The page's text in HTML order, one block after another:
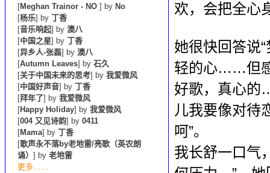
[Meghan Trainor - NO ] by No
[杨乐] by 丁香
[音乐响起] by 澳八
[中国之星] by 丁香
[异乡人-张磊] by 澳八
[Autumn Leaves] by 石久
[关于中国未来的思考] by 我爱微风
[中国好声音] by 丁香
[拜年了] by 我爱微风
[Happy Holiday] by 我爱微风
[004 又见诗韵] by 0411
[Mama] by 丁香
[歌声永不落by老地雷/亮歌（英农朗
诵） ] by 老地雷
更多……
欢，会把全心
她很快回答说
轻的心……但
好歌，真心的
儿我要像对待
呵”。
我长舒一口气